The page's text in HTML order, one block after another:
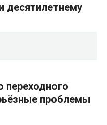
десятилетнему
переходного
проблемы